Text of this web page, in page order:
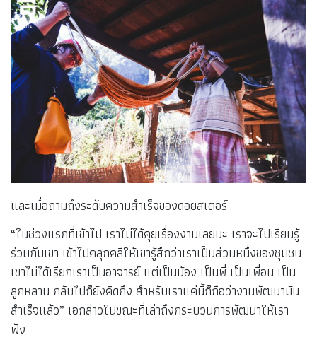
และเมื่อถามถึงระดับความสำเร็จของดอยสเตอร์
“ในช่วงแรกที่เข้าไป เราไม่ได้คุยเรื่องงานเลยนะ เราจะไปเรียนรู้
ร่วมกับเขา เข้าไปคลุกคลีให้เขารู้สึกว่าเราเป็นส่วนหนึ่งของชุมชน
เขาไม่ได้เรียกเราเป็นอาจารย์ แต่เป็นน้อง เป็นพี่ เป็นเพื่อน เป็น
ลูกหลาน กลับไปก็ยังคิดถึง สำหรับเราแค่นี้ก็ถือว่างานพัฒนามัน
สำเร็จแล้ว” เอกล่าวในขณะที่เล่าถึงกระบวนการพัฒนาให้เรา
ฟัง